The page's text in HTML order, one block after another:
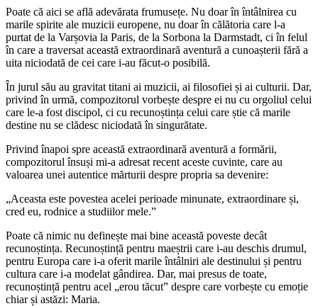
Poate că aici se află adevărata frumusețe. Nu doar în întâlnirea cu
marile spirite ale muzicii europene, nu doar în călătoria care l-a
purtat de la Varșovia la Paris, de la Sorbona la Darmstadt, ci în felul
în care a traversat această extraordinară aventură a cunoașterii fără a
uita niciodată de cei care i-au făcut-o posibilă.
În jurul său au gravitat titani ai muzicii, ai filosofiei și ai culturii. Dar,
privind în urmă, compozitorul vorbește despre ei nu cu orgoliul celui
care le-a fost discipol, ci cu recunoștința celui care știe că marile
destine nu se clădesc niciodată în singurătate.
Privind înapoi spre această extraordinară aventură a formării,
compozitorul însuși mi-a adresat recent aceste cuvinte, care au
valoarea unei autentice mărturii despre propria sa devenire:
„Aceasta este povestea acelei perioade minunate, extraordinare și,
cred eu, rodnice a studiilor mele.”
Poate că nimic nu definește mai bine această poveste decât
recunoștința. Recunoștință pentru maeștrii care i-au deschis drumul,
pentru Europa care i-a oferit marile întâlniri ale destinului și pentru
cultura care i-a modelat gândirea. Dar, mai presus de toate,
recunoștință pentru acel „erou tăcut” despre care vorbește cu emoție
chiar și astăzi: Maria.